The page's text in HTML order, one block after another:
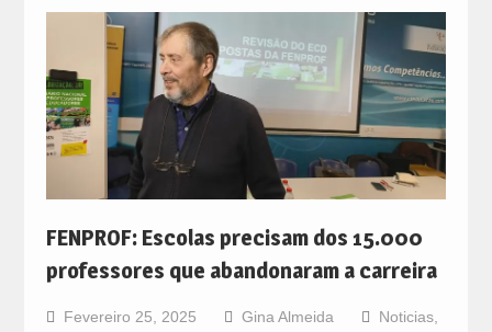
FENPROF: Escolas precisam dos 15.000
professores que abandonaram a carreira
Fevereiro 25, 2025 Gina Almeida Noticias,